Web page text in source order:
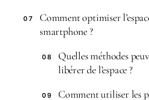
07
Comment optimiser
smartphone ?
08
Quelles méthodes
libérer de l’espace ?
09
Comment utiliser les